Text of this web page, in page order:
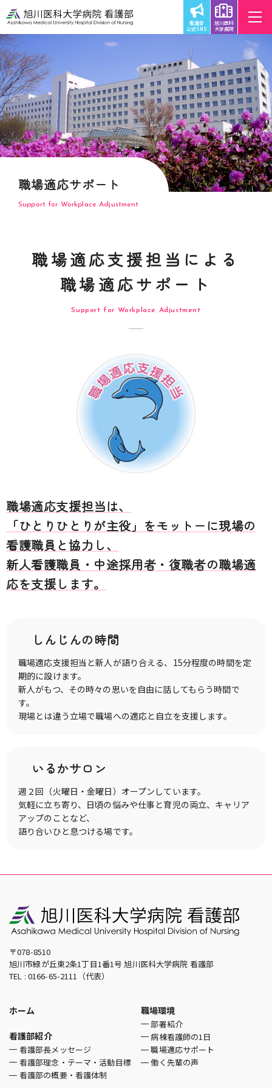
看護部
公式SNS
旭川医科
大学病院
職場適応サポート
Support for Workplace Adjustment
職場適応支援担当による
職場適応サポート
Support for Workplace Adjustment
職場適応支援担当は、
「ひとりひとりが主役」をモットーに現場の
看護職員と協力し、
新人看護職員・中途採用者・復職者の職場適
応を支援します。
しんじんの時間
職場適応支援担当と新人が語り合える、15分程度の時間を定
期的に設けます。
新人がもつ、その時々の思いを自由に話してもらう時間で
す。
現場とは違う立場で職場への適応と自立を支援します。
いるかサロン
週２回（火曜日・金曜日）オープンしています。
気軽に立ち寄り、日頃の悩みや仕事と育児の両立、キャリア
アップのことなど、
語り合いひと息つける場です。
〒078-8510
旭川市緑が丘東2条1丁目1番1号 旭川医科大学病院 看護部
TEL : 0166-65-2111（代表）
ホーム
看護部紹介
看護部長メッセージ
看護部理念・テーマ・活動目標
看護部の概要・看護体制
職場環境
部署紹介
病棟看護師の1日
職場適応サポート
働く先輩の声